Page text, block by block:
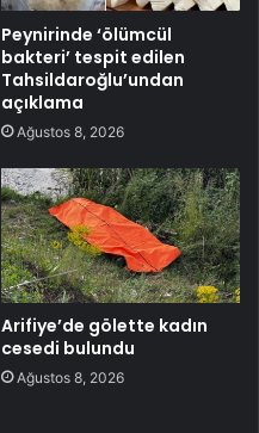
Peynirinde ‘ölümcül
bakteri’ tespit edilen
Tahsildaroğlu’undan
açıklama
Ağustos 8, 2026
Arifiye’de gölette kadın
cesedi bulundu
Ağustos 8, 2026